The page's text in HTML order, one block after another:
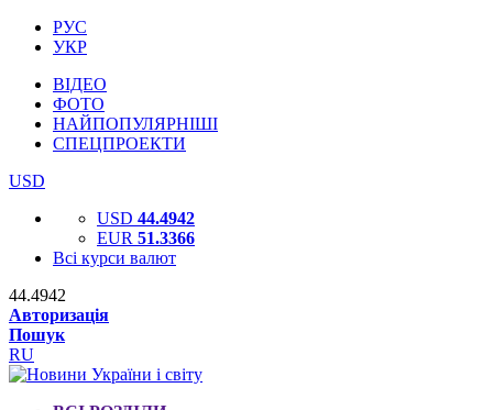
РУС
УКР
ВІДЕО
ФОТО
НАЙПОПУЛЯРНІШІ
СПЕЦПРОЕКТИ
USD
USD 44.4942
EUR 51.3366
Всі курси валют
44.4942
Авторизація
Пошук
RU